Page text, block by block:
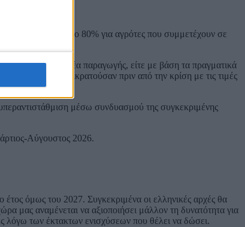
αυξηθεί έως το 80% για αγρότες που συμμετέχουν σε
κάθε τομέα παραγωγής, είτε με βάση τα πραγματικά
τιμές που επικρατούσαν πριν από την κρίση με τις τιμές
μέσω συνδυασμού της συγκεκριμένης
Αύγουστος 2026.
όμως του 2027. Συγκεκριμένα οι ελληνικές αρχές θα
μας αναμένεται να αξιοποιήσει μάλλον τη δυνατότητα για
λόγω των έκτακτων ενισχύσεων που θέλει να δώσει.